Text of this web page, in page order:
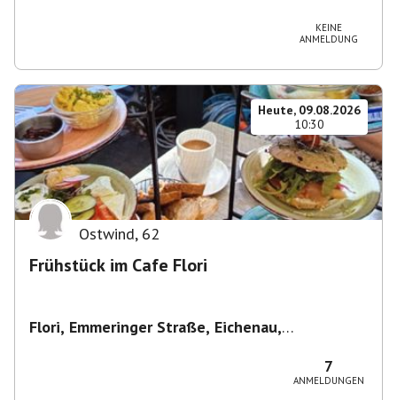
KEINE
ANMELDUNG
Heute, 09.08.2026
10:30
Ostwind, 62
Frühstück im Cafe Flori
Flori, Emmeringer Straße, Eichenau,
7
ANMELDUNGEN